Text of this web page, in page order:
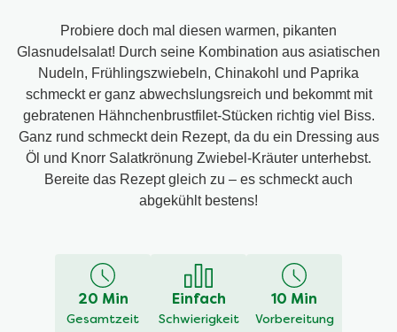
Probiere doch mal diesen warmen, pikanten
Glasnudelsalat! Durch seine Kombination aus asiatischen
Nudeln, Frühlingszwiebeln, Chinakohl und Paprika
schmeckt er ganz abwechslungsreich und bekommt mit
gebratenen Hähnchenbrustfilet-Stücken richtig viel Biss.
Ganz rund schmeckt dein Rezept, da du ein Dressing aus
Öl und Knorr Salatkrönung Zwiebel-Kräuter unterhebst.
Bereite das Rezept gleich zu – es schmeckt auch
abgekühlt bestens!
20 Min
Gesamtzeit
Einfach
Schwierigkeit
10 Min
Vorbereitung